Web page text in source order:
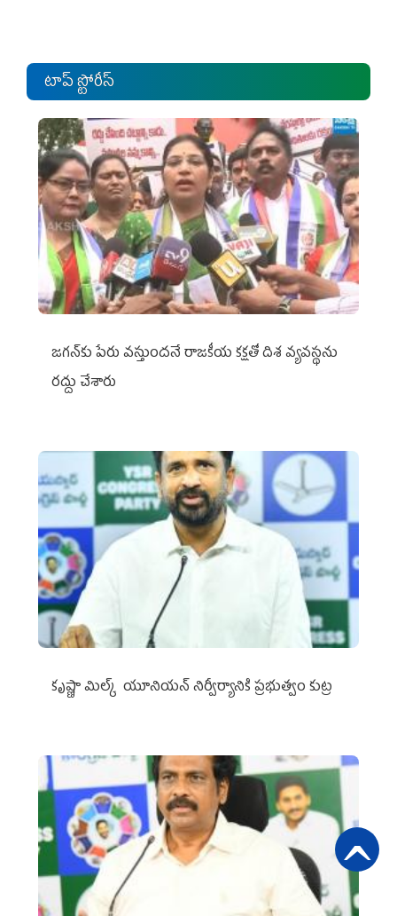
టాప్ స్టోరీస్
జగన్‌కు పేరు వస్తుందనే రాజకీయ కక్షతో దిశ వ్య‌వ‌స్థ‌ను
రద్దు చేశారు
కృష్ణా మిల్క్‌ యూనియన్‌ నిర్వీర్యానికి ప్రభుత్వం కుట్ర